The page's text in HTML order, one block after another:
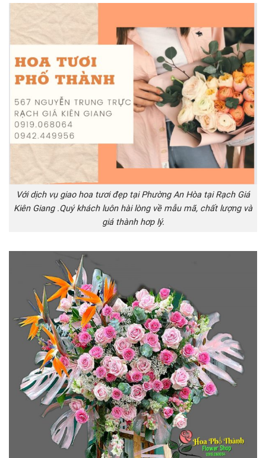
Với dịch vụ giao hoa tươi đẹp tại Phường An Hòa tại Rạch Giá
Kiên Giang .Quý khách luôn hài lòng về mẫu mã, chất lượng và
giá thành hơp lý.